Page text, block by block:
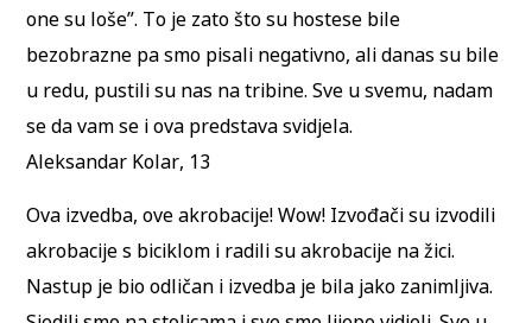
one su loše”. To je zato što su hostese bile
bezobrazne pa smo pisali negativno, ali danas su bile
u redu, pustili su nas na tribine. Sve u svemu, nadam
se da vam se i ova predstava svidjela.
Aleksandar Kolar, 13
Ova izvedba, ove akrobacije! Wow! Izvođači su izvodili
akrobacije s biciklom i radili su akrobacije na žici.
Nastup je bio odličan i izvedba je bila jako zanimljiva.